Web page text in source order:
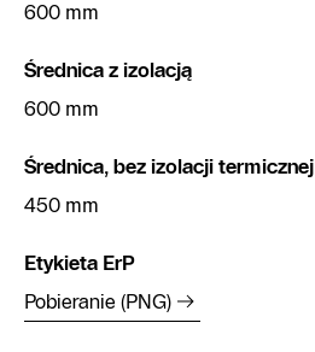
600 mm
Średnica z izolacją
600 mm
Średnica, bez izolacji termicznej
450 mm
Etykieta ErP
Pobieranie (PNG)